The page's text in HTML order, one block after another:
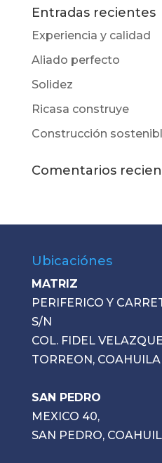
Entradas recientes
Experiencia y calidad
Aliado perfecto
Solidez
Ricasa construye
Construcción
Comentarios
Ubicaciónes
MATRIZ
PERIFERICO Y
S/N
COL. FIDEL
TORREON, COAHUILA
SAN PEDRO
MEXICO 40,
SAN PEDRO,